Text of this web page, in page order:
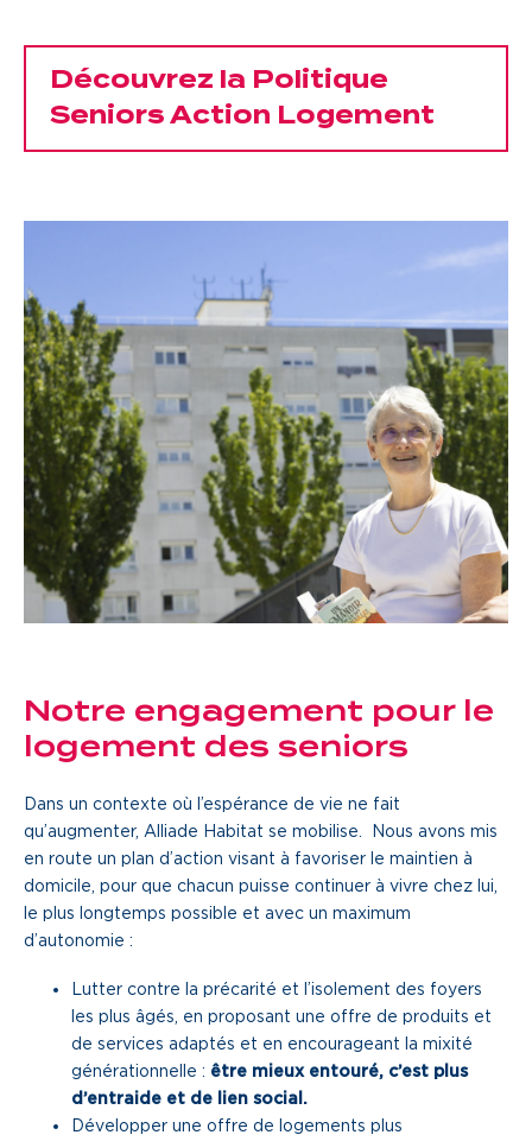
Qui sommes-nous
Notre vision
Notre projet d’entreprise
Notre histoire
Nous rejoindre
Nos métiers
Notre culture
Découvrez la Politique
Seniors Action Logement
Notre engagement pour le
logement des seniors
Dans un contexte où l’espérance de vie ne fait
qu’augmenter, Alliade Habitat se mobilise. Nous avons mis
en route un plan d’action visant à favoriser le maintien à
domicile, pour que chacun puisse continuer à vivre chez lui,
le plus longtemps possible et avec un maximum
d’autonomie :
Lutter contre la précarité et l’isolement des foyers
les plus âgés, en proposant une offre de produits et
de services adaptés et en encourageant la mixité
générationnelle : être mieux entouré, c’est plus
d’entraide et de lien social.
Développer une offre de logements plus